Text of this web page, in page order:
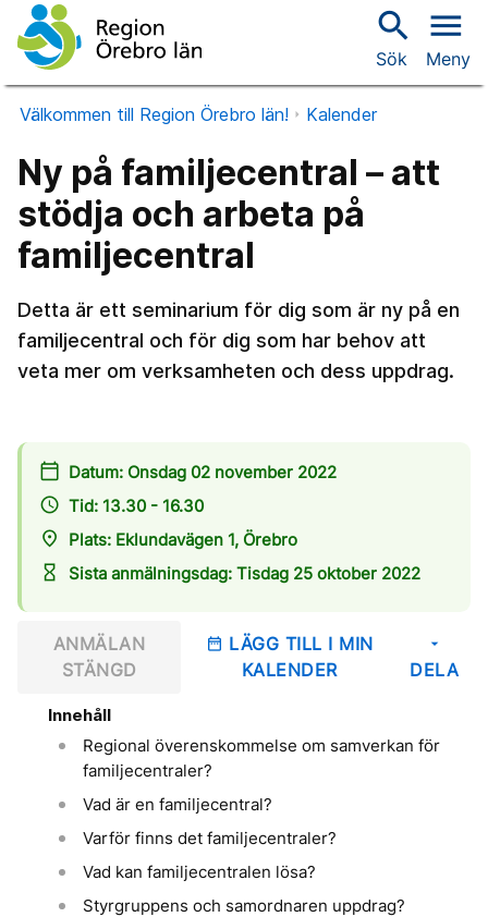
search
Sök
menu
Meny
Välkommen till Region Örebro län! Kalender
Ny på familjecentral – att
stödja och arbeta på
familjecentral
Detta är ett seminarium för dig som är ny på en
familjecentral och för dig som har behov att
veta mer om verksamheten och dess uppdrag.
calendar_today Datum: Onsdag 02 november 2022
access_time Tid: 13.30 - 16.30
place
Plats: Eklundavägen 1, Örebro
hourglass_empty
Sista anmälningsdag: Tisdag 25 oktober 2022
ANMÄLAN
STÄNGD
date_range LÄGG TILL I MIN
KALENDER
arrow_drop_down
DELA
Innehåll
Regional överenskommelse om samverkan för
familjecentraler?
Vad är en familjecentral?
Varför finns det familjecentraler?
Vad kan familjecentralen lösa?
Styrgruppens och samordnaren uppdrag?